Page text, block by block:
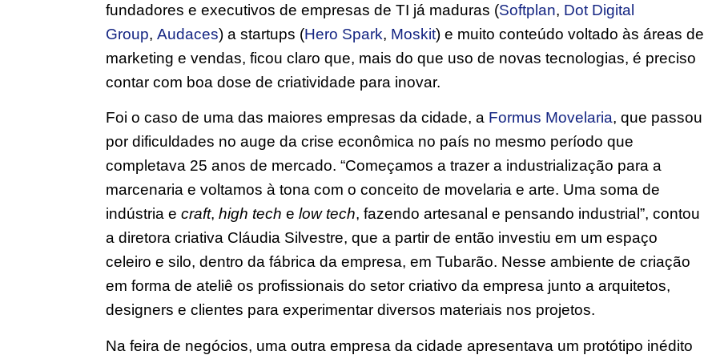
fundadores e executivos de empresas de TI já maduras (Softplan, Dot Digital
Group, Audaces) a startups (Hero Spark, Moskit) e muito conteúdo voltado às áreas de
marketing e vendas, ficou claro que, mais do que uso de novas tecnologias, é preciso
contar com boa dose de criatividade para inovar.
Foi o caso de uma das maiores empresas da cidade, a Formus Movelaria, que passou
por dificuldades no auge da crise econômica no país no mesmo período que
completava 25 anos de mercado. “Começamos a trazer a industrialização para a
marcenaria e voltamos à tona com o conceito de movelaria e arte. Uma soma de
indústria e craft, high tech e low tech, fazendo artesanal e pensando industrial”, contou
a diretora criativa Cláudia Silvestre, que a partir de então investiu em um espaço
celeiro e silo, dentro da fábrica da empresa, em Tubarão. Nesse ambiente de criação
em forma de ateliê os profissionais do setor criativo da empresa junto a arquitetos,
designers e clientes para experimentar diversos materiais nos projetos.
Na feira de negócios, uma outra empresa da cidade apresentava um protótipo inédito